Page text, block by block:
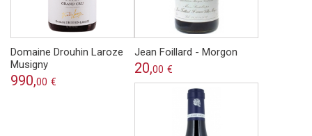
Domaine Drouhin Laroze
Musigny
990,00 €
Jean Foillard - Morgon
20,00 €